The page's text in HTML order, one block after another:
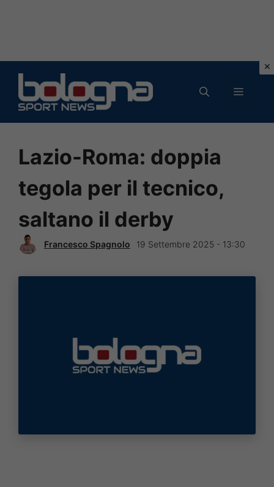
contenuto
MENU
Lazio-Roma: doppia
tegola per il tecnico,
saltano il derby
Francesco Spagnolo 19 Settembre 2025 - 13:30